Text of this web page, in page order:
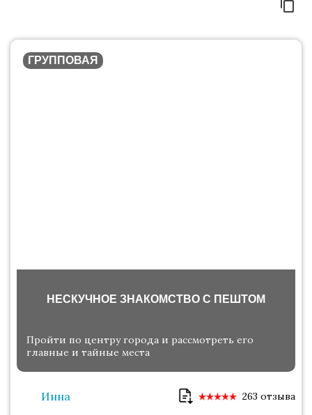
ГРУППОВАЯ
НЕСКУЧНОЕ ЗНАКОМСТВО С ПЕШТОМ
Пройти по центру города и рассмотреть его
главные и тайные места
Инна 263 отзыва